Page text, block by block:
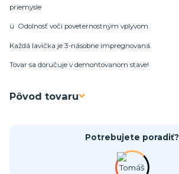
priemysle
ü Odolnosť voči poveternostným vplyvom
Každá lavička je 3-násobne impregnovaná.
Tovar sa doručuje v demontovanom stave!
Pôvod tovaru
Potrebujete poradiť?